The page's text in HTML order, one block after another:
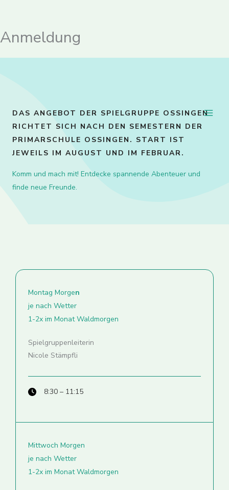
Zum
springen
Anmeldung
DAS ANGEBOT DER SPIELGRUPPE OSSINGEN
RICHTET SICH NACH DEN SEMESTERN DER
PRIMARSCHULE OSSINGEN. START IST
JEWEILS IM AUGUST UND IM FEBRUAR.
Komm und mach mit! Entdecke spannende Abenteuer und
finde neue Freunde.
Montag Morgen
je nach Wetter
1-2x im Monat Waldmorgen
Spielgruppenleiterin
Nicole Stämpfli
8:30 – 11:15
Mittwoch Morgen
je nach Wetter
1-2x im Monat Waldmorgen